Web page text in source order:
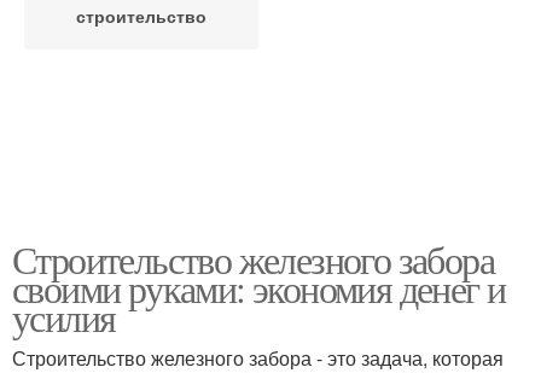
строительство
Строительство железного забора
своими руками: экономия денег и
усилия
Строительство железного забора - это задача, которая